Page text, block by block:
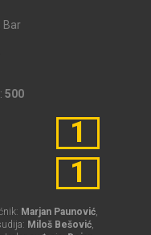
Bar
500
1
1
Marjan Paunović,
Miloš Bešović,